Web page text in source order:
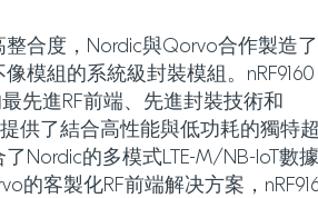
合度，Nordic與Qorvo合作製造
模組的系統級封裝模組。nRF9160
先進RF前端、先進封裝技術和
供了結合高性能與低功耗的獨特
Nordic的多模式LTE-M/NB-IoT數據
的客製化RF前端解决方案，